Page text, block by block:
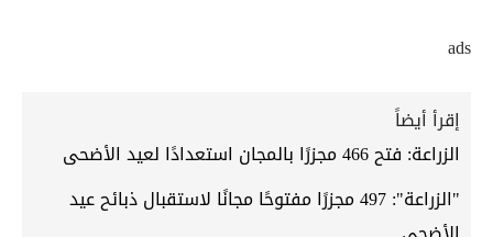
ads
إقرأ أيضاً
الزراعة: فتح 466 مجزرًا بالمجان استعدادًا لعيد الأضحى
"الزراعة": 497 مجزرًا مفتوحًا مجانًا لاستقبال ذبائح عيد